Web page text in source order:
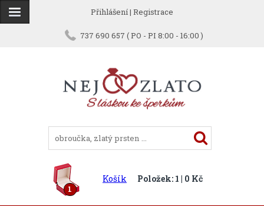
Přihlášení| Registrace
737 690 657 ( PO - PI 8:00 - 16:00 )
1
Košík Položek: 1 | 0 Kč